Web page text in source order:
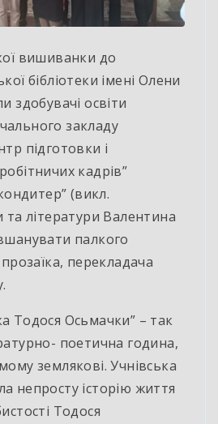
вишиванки до
бібліотеки імені Олени
здобувачі освіти
закладу
підготовки і
кадрів”
(викл.
та літератури Валентина
палкого
перекладача
Тодося Осьмачки” – так
поетична година,
землякові. Учнівська
непросту історію життя
Тодося